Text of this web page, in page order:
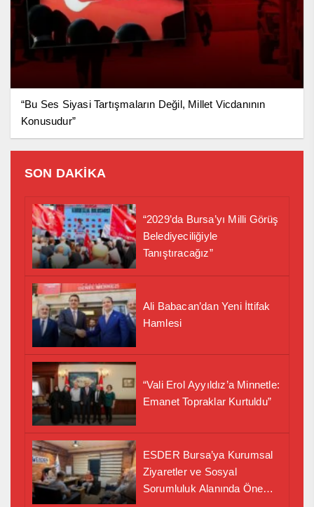
“Bu Ses Siyasi Tartışmaların Değil, Millet Vicdanının
Konusudur”
SON DAKİKA
“2029’da Bursa’yı Milli Görüş
Belediyeciliğiyle
Tanıştıracağız”
Ali Babacan’dan Yeni İttifak
Hamlesi
“Vali Erol Ayyıldız’a Minnetle:
Emanet Topraklar Kurtuldu”
ESDER Bursa’ya Kurumsal
Ziyaretler ve Sosyal
Sorumluluk Alanında Önemli